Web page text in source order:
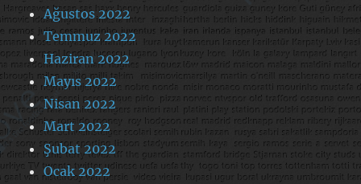
Ağustos 2022
Temmuz 2022
Haziran 2022
Mayıs 2022
Nisan 2022
Mart 2022
Şubat 2022
Ocak 2022